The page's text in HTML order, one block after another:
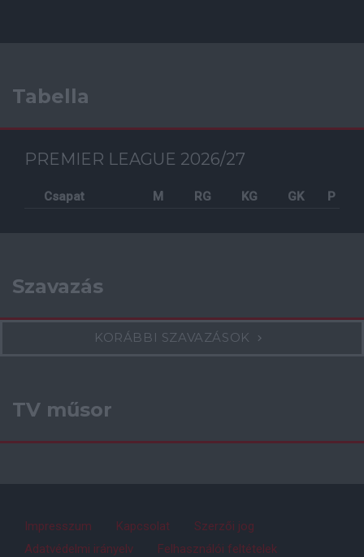
Tabella
PREMIER LEAGUE 2026/27
Csapat M RG KG GK P
Szavazás
KORÁBBI SZAVAZÁSOK
TV műsor
Impresszum Kapcsolat
Szerzői jog
Adatvédelmi irányelv
Felhasználói feltételek